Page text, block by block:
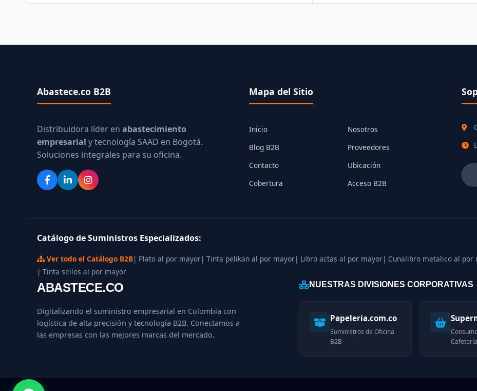
Abastece.co B2B
Distribuidora líder en abastecimiento
empresarial y tecnología SAAD en Bogotá.
Soluciones integrales para su oficina.
Mapa del Sitio
Inicio
Nosotros
Blog B2B
Proveedores
Contacto
Ubicación
Cobertura
Acceso B2B
Catálogo de Suministros Especializados:
Ver todo el Catálogo B2B| Plato al por mayor| Tinta pelikan al por mayor| Libro actas al por mayor| Cunalibro metalico al por
| Tinta sellos al por mayor
ABASTECE.CO
Digitalizando el suministro empresarial en Colombia con
logística de alta precisión y tecnología B2B. Conectamos a
las empresas con las mejores marcas del mercado.
NUESTRAS DIVISIONES CORPORATIVAS
Papeleria.com.co
Suministros de Oficina
B2B
Cafetería